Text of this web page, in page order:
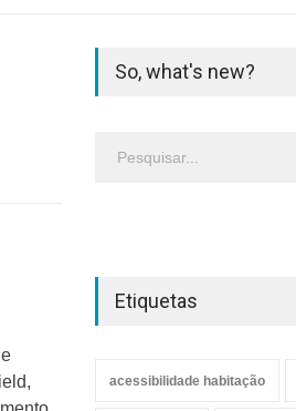
So, what's new?
Etiquetas
acessibilidade habitação